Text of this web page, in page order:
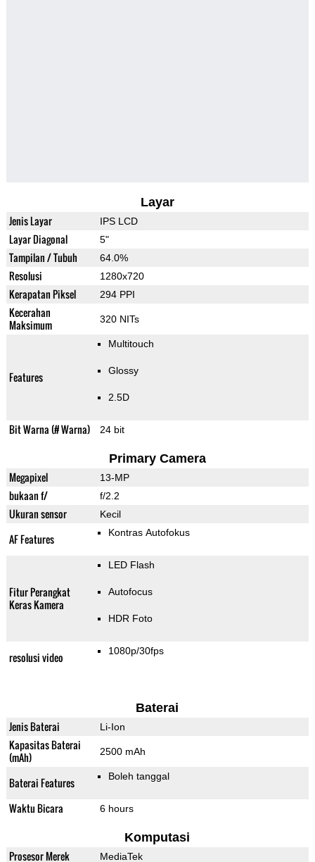
Layar
Jenis Layar IPS LCD
Layar Diagonal 5"
Tampilan / Tubuh 64.0%
Resolusi 1280x720
Kerapatan Piksel 294 PPI
Kecerahan
Maksimum
320 NITs
Features
Multitouch
Glossy
2.5D
Bit Warna (# Warna) 24 bit
Primary Camera
Megapixel 13-MP
bukaan f/ f/2.2
Ukuran sensor Kecil
AF Features Kontras Autofokus
Fitur Perangkat
Keras Kamera
LED Flash
Autofocus
HDR Foto
resolusi video 1080p/30fps
Baterai
Jenis Baterai Li-Ion
Kapasitas Baterai
(mAh)
2500 mAh
Baterai Features Boleh tanggal
Waktu Bicara 6 hours
Komputasi
Prosesor Merek MediaTek